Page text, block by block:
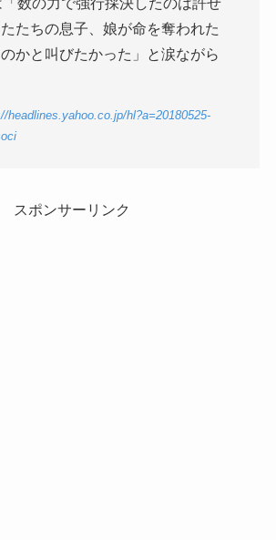
数の力で強行採決したのは許せ
たちの息子、娘が命を奪われた
かと叫びたかった」と涙ながら
headlines.yahoo.co.jp/hl?a=20180525-
スポンサーリンク